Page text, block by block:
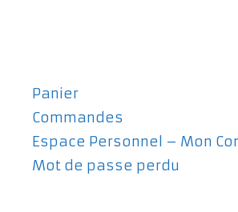
Panier
Commandes
Espace Personnel – Mon
Mot de passe perdu